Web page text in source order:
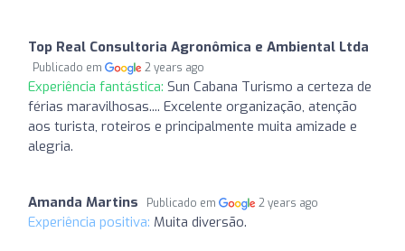
Top Real Consultoria Agronômica e Ambiental Ltda
Publicado em 2 years ago
Experiência fantástica: Sun Cabana Turismo a certeza de
férias maravilhosas.... Excelente organização, atenção
aos turista, roteiros e principalmente muita amizade e
alegria.
Amanda Martins Publicado em 2 years ago
Experiência positiva: Muita diversão.